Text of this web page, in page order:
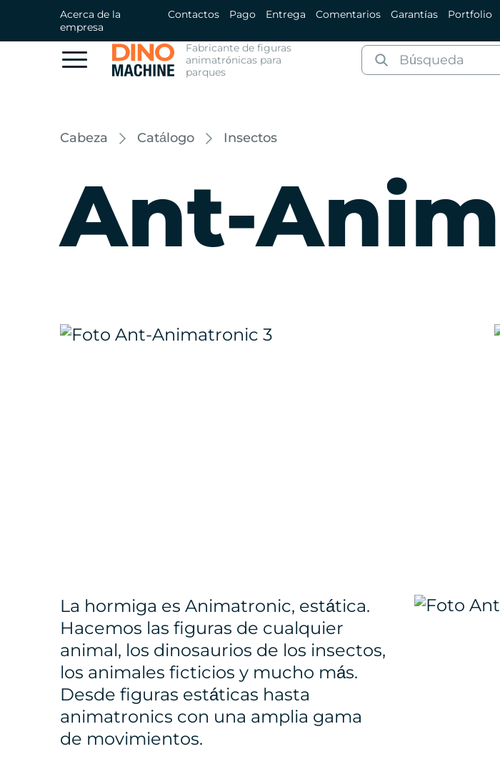
Acerca de la
empresa
Contactos Pago Entrega Comentarios Garantías Portfolio
Fabricante de figuras
animatrónicas para
parques
Cabeza Catálogo Insectos
Ant-
La hormiga es Animatronic, estática.
Hacemos las figuras de cualquier
animal, los dinosaurios de los insectos,
los animales ficticios y mucho más.
Desde figuras estáticas hasta
animatronics con una amplia gama
de movimientos.